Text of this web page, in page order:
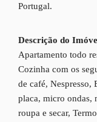
Portugal.
Descrição do
Apartamento todo
Cozinha com os
de café,
placa, micro ondas,
roupa e secar,